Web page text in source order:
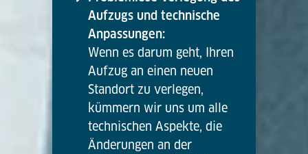
Aufzugs und technische
Anpassungen:
Wenn es darum geht, Ihren
Aufzug an einen neuen
Standort zu verlegen,
kümmern wir uns um alle
technischen Aspekte, die
Änderungen an der